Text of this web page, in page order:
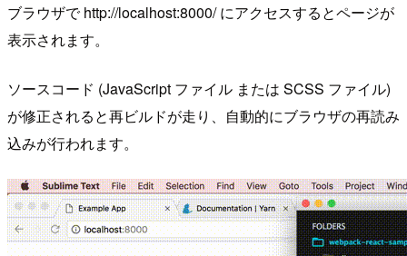
ブラウザで http://localhost:8000/ にアクセスするとページが
表示されます。
ソースコード (JavaScript ファイル または SCSS ファイル)
が修正されると再ビルドが走り、自動的にブラウザの再読み
込みが行われます。